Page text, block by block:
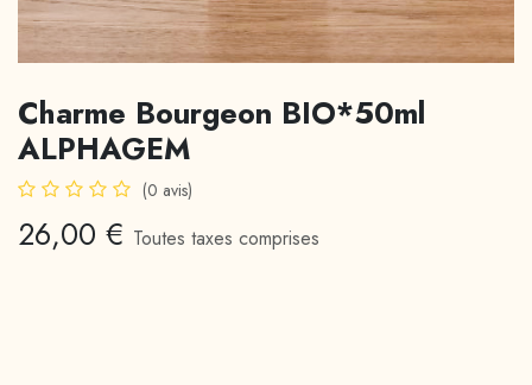
Charme Bourgeon BIO*50ml
ALPHAGEM
(0 avis)
26,00 € Toutes taxes comprises